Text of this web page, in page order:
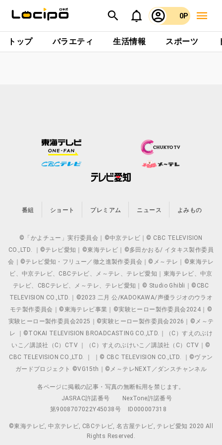
0P
トップ バラエティ 生活情報 スポーツ
番組 ショート プレミアム ニュース よみもの
©「かよチュー」実行委員会｜©中京テレビ｜© CBC TELEVISION
CO.,LTD. ｜©テレビ愛知｜©東海テレビ｜©多田かおる/ イタキス製作委員
会｜©テレビ愛知・フリュー／徹之進製作委員会｜©メ～テレ｜©東海テレ
ビ、中京テレビ、CBCテレビ、メ～テレ、テレビ愛知｜東海テレビ、中京
テレビ、CBCテレビ、メ～テレ、テレビ愛知｜© Studio Ghibli｜©CBC
TELEVISION CO.,LTD.｜©2023 二月 公/KADOKAWA/声優ラジオのウラオ
モテ製作委員会｜©東海テレビ事業｜©実験ヒーロー製作委員会2024｜©
実験ヒーロー製作委員会2025｜©実験ヒーロー製作委員会2026｜©メ～テ
レ ｜©TOKAI TELEVISION BROADCASTING CO.,LTD.｜（C）すえのぶけ
いこ／講談社（C）CTV ｜（C）すえのぶけいこ／講談社（C）CTV｜©
CBC TELEVISION CO.,LTD. ｜ ｜© CBC TELEVISION CO.,LTD. ｜©ヴァン
ガードプロジェクト ©VG15th｜©メ～テレNEXT／ダンスチャンネル
各ページに掲載の記事・写真の無断転用を禁じます。
JASRAC許諾番号
NexTone許諾番号
第9008707022Y45038号
ID000007318
©東海テレビ, 中京テレビ, CBCテレビ, 名古屋テレビ, テレビ愛知 2020 All
Rights Reserved.